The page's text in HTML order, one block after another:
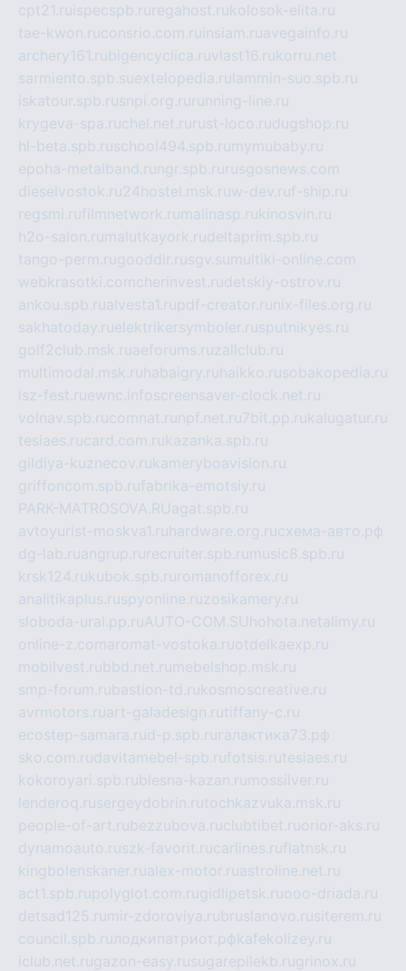
cpt21.ru ispecspb.ru regahost.rukolosok-elita.ru
tae-kwon.ruconsrio.com.ru insiam.ruavegainfo.ru
archery161.rubigencyclica.ruvlast16.rukorru.net
sarmiento.spb.suextelopedia.ru lammin-suo.spb.ru
iskatour.spb.rusnpi.org.ru running-line.ru
krygeva-spa.ruchel.net.ru rust-loco.rudugshop.ru
hl-beta.spb.ruschool494.spb.ru mymubaby.ru
epoha-metalband.ru ngr.spb.ru rusgosnews.com
dieselvostok.ru24hostel.msk.ruw-dev.ruf-ship.ru
regsmi.rufilmnetwork.ru malinasp.rukinosvin.ru
h2o-salon.ru malutkayork.rudeltaprim.spb.ru
tango-perm.rugooddir.rusgv.su multiki-online.com
webkrasotki.comcherinvest.rudetskiy-ostrov.ru
ankou.spb.rualvesta1.rupdf-creator.ru nix-files.org.ru
sakhatoday.ruelektrikersymboler.rusputnikyes.ru
golf2club.msk.ruaeforums.ruzallclub.ru
multimodal.msk.ru habaigry.ru haikko.rusobakopedia.ru
isz-fest.ruewnc.infoscreensaver-clock.net.ru
volnav.spb.rucomnat.ru npf.net.ru7bit.pp.rukalugatur.ru
tesiaes.rucard.com.rukazanka.spb.ru
gildiya-kuznecov.rukameryboavision.ru
griffoncom.spb.rufabrika-emotsiy.ru
PARK-MATROSOVA.RUagat.spb.ru
avtoyurist-moskva1.ru hardware.org.ruсхема-авто.рф
dg-lab.ruangrup.ru recruiter.spb.ru music8.spb.ru
krsk124.rukubok.spb.ru romanofforex.ru
analitikaplus.ruspyonline.ruzosikamery.ru
sloboda-ural.pp.ruAUTO-COM.SU hohota.netalimy.ru
online-z.comaromat-vostoka.ruotdelkaexp.ru
mobilvest.rubbd.net.ru mebelshop.msk.ru
smp-forum.rubastion-td.rukosmoscreative.ru
avrmotors.ruart-galadesign.rutiffany-c.ru
ecostep-samara.rud-p.spb.ru галактика73.рф
sko.com.rudavitamebel-spb.rufotsis.rutesiaes.ru
kokoroyari.spb.rublesna-kazan.ru mossilver.ru
lenderoq.rusergeydobrin.rutochkazvuka.msk.ru
people-of-art.rubezzubova.ruclubtibet.ruorior-aks.ru
dynamoauto.ruszk-favorit.rucarlines.ruflatnsk.ru
kingbolenskaner.rualex-motor.ruastroline.net.ru
act1.spb.rupolyglot.com.rugidlipetsk.ruooo-driada.ru
detsad125.ru mir-zdoroviya.rubruslanovo.rusiterem.ru
council.spb.ruлодкипатриот.рфkafekolizey.ru
iclub.net.rugazon-easy.rusugarepilekb.rugrinox.ru